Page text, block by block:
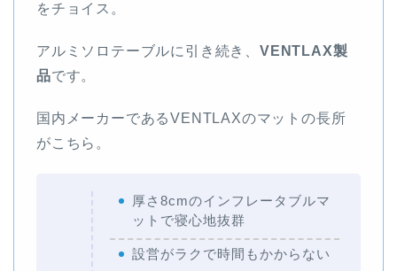
をチョイス。
アルミソロテーブルに引き続き、 VENTLAX製
品です。
国内メーカーであるVENTLAXのマットの長所
がこちら。
厚さ8cmのインフレータブルマ
ットで寝心地抜群
設営がラクで時間もかからない